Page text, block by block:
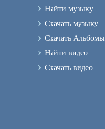
› Найти музыку
› Скачать музыку
› Скачать Альбомы
› Найти видео
› Скачать видео